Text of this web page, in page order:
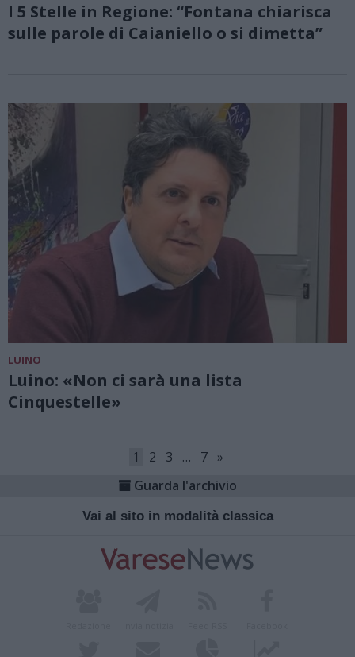
I 5 Stelle in Regione: “Fontana chiarisca
sulle parole di Caianiello o si dimetta”
LUINO
Luino: «Non ci sarà una lista
Cinquestelle»
1 2 3 … 7
»
Guarda l'archivio
Vai al sito in modalità classica